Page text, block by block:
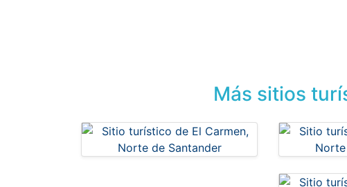
Más sitios